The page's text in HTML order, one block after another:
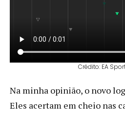
Crédito: EA
Na minha opinião, o novo
Eles acertam em cheio nas